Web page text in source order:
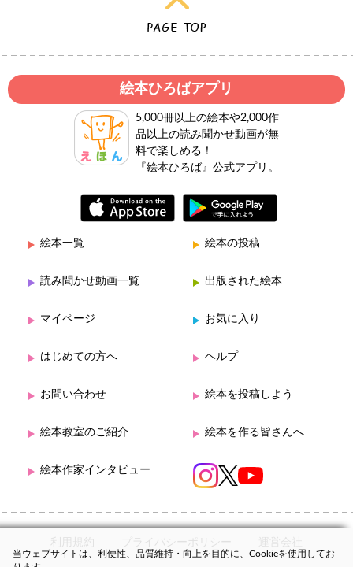
絵本ひろばアプリ
5,000冊以上の絵本や2,000作
品以上の読み聞かせ動画が無
料で楽しめる！
『絵本ひろば』公式アプリ。
絵本一覧 絵本の投稿
読み聞かせ動画一覧 出版された絵本
マイページ お気に入り
はじめての方へ ヘルプ
お問い合わせ 絵本を投稿しよう
絵本教室のご紹介 絵本を作る皆さんへ
絵本作家インタビュー
利用規約 プライバシーポリシー 運営会社
当ウェブサイトは、利便性、品質維持・向上を目的に、Cookieを使用してお